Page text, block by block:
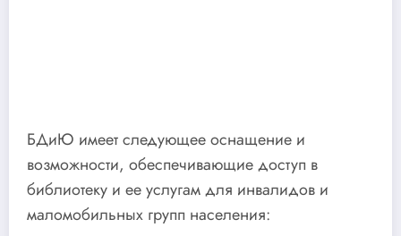
БДиЮ имеет следующее оснащение и
возможности, обеспечивающие доступ в
библиотеку и ее услугам для инвалидов и
маломобильных групп населения: